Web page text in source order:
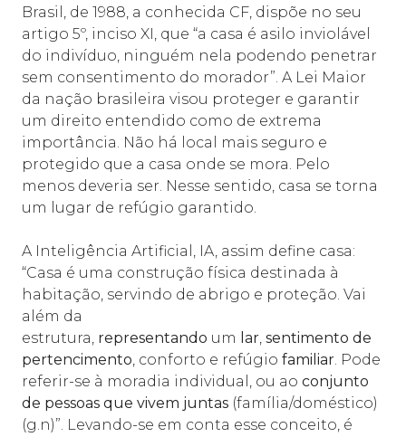
Brasil, de 1988, a conhecida CF, dispõe no seu
artigo 5º, inciso XI, que “a casa é asilo inviolável
do indivíduo, ninguém nela podendo penetrar
sem consentimento do morador”. A Lei Maior
da nação brasileira visou proteger e garantir
um direito entendido como de extrema
importância. Não há local mais seguro e
protegido que a casa onde se mora. Pelo
menos deveria ser. Nesse sentido, casa se torna
um lugar de refúgio garantido.
A Inteligência Artificial, IA, assim define casa:
“Casa é uma construção física destinada à
habitação, servindo de abrigo e proteção. Vai
além da
estrutura, representando um lar, sentimento de
pertencimento, conforto e refúgio familiar. Pode
referir-se à moradia individual, ou ao conjunto
de pessoas que vivem juntas (família/doméstico)
(g.n)”. Levando-se em conta esse conceito, é